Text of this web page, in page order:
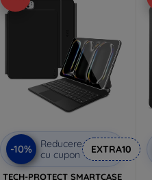
-10%
Reducere
cu cupon
EXTRA10
TECH-PROTECT SMARTCASE